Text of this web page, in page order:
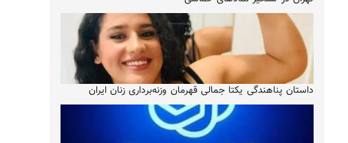
داستان پناهندگی یکتا جمالی قهرمان وزنه‌برداری زنان ایران